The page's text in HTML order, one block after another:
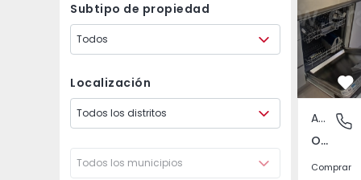
Subtipo de propiedad
Todos
Localización
Todos los distritos
Todos los municipios
Apartamento
Odivelas, Lisboa
Comprar